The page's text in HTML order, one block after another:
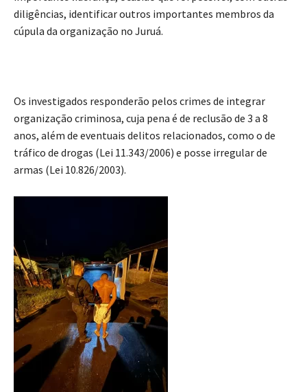
diligências, identificar outros importantes membros da
cúpula da organização no Juruá.
Os investigados responderão pelos crimes de integrar
organização criminosa, cuja pena é de reclusão de 3 a 8
anos, além de eventuais delitos relacionados, como o de
tráfico de drogas (Lei 11.343/2006) e posse irregular de
armas (Lei 10.826/2003).